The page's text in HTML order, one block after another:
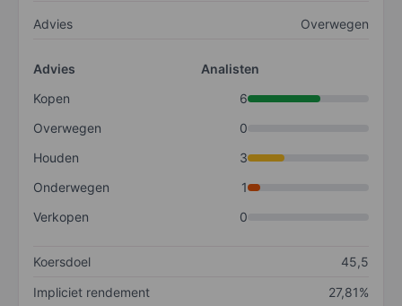
Advies Overwegen
Advies
Analisten
Kopen
6
Overwegen
0
Houden
3
Onderwegen
1
Verkopen
0
Koersdoel
45,5
Impliciet rendement
27,81%